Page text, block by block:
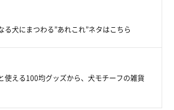
る犬にまつわる”あれこれ”ネタはこちら
使える100均グッズから、犬モチーフの雑貨